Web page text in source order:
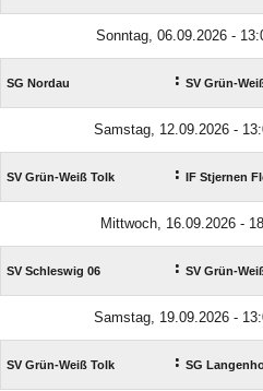
Sonntag, 06.09.2026 -
SG Nordau : SV Grün-
Samstag, 12.09.2026 -
SV Grün-Weiß Tolk : IF Stjernen
Mittwoch, 16.09.2026 -
SV Schleswig 06 : SV Grün-
Samstag, 19.09.2026 -
SV Grün-Weiß Tolk : SG